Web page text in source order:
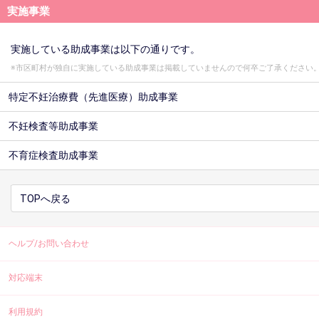
実施事業
実施している助成事業は以下の通りです。
※市区町村が独自に実施している助成事業は掲載していませんので何卒ご了承ください
特定不妊治療費（先進医療）助成事業
不妊検査等助成事業
不育症検査助成事業
TOPへ戻る
ヘルプ/お問い合わせ
対応端末
利用規約